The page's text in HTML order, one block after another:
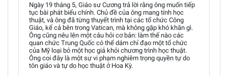
Ngày 19 tháng 5, Giáo sư Cương trả lời rằng ông muốn tiếp
tục bài phát biểu chính. Chủ đề của ông mang tính học
thuật, và ông đã từng thuyết trình tại các tổ chức Công
Giáo, kể cả bên trong Vatican, mà không gặp khó khăn gì.
Ông cũng nêu lên một câu hỏi cơ bản: làm thế nào các
quan chức Trung Quốc có thể dám chỉ đạo một tổ chức
của Mỹ loại bỏ một học giả khỏi chương trình học thuật.
Ông coi đây là một sự vi phạm nghiêm trọng quyền tự do
tôn giáo và tự do học thuật ở Hoa Kỳ.